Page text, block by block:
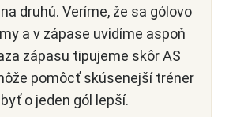
druhú. Veríme, že sa gólovo
a v zápase uvidíme aspoň
zápasu tipujeme skôr AS
pomôcť skúsenejší tréner
o jeden gól lepší.